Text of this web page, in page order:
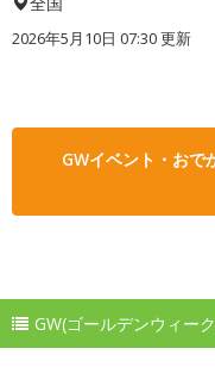
2026年5月10日 07:30 更新
GWイベント・おで
GW(ゴールデンウィー